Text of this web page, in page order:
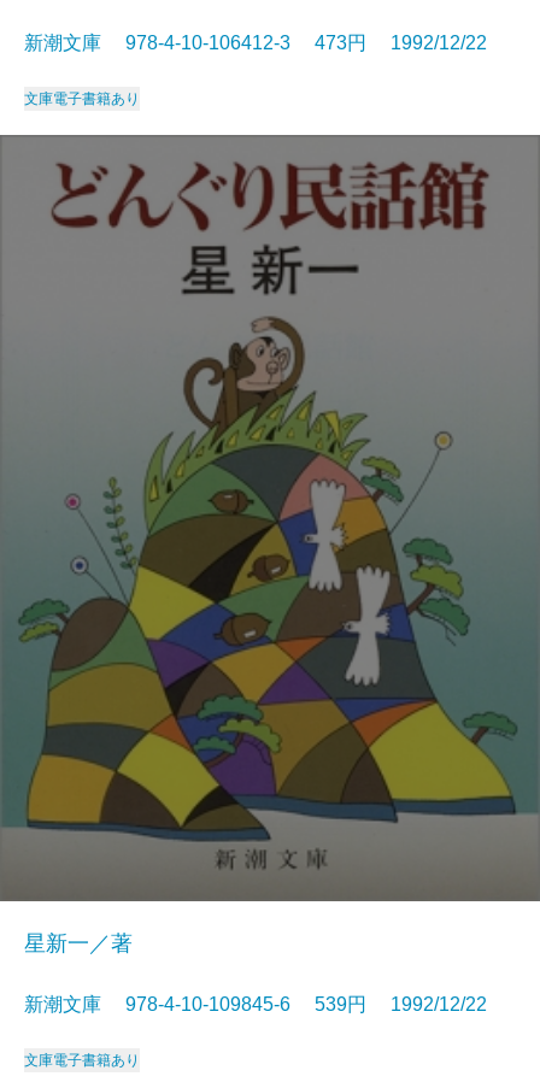
新潮文庫 978-4-10-106412-3 473円 1992/12/22
文庫電子書籍あり
星新一／著
新潮文庫 978-4-10-109845-6 539円 1992/12/22
文庫電子書籍あり